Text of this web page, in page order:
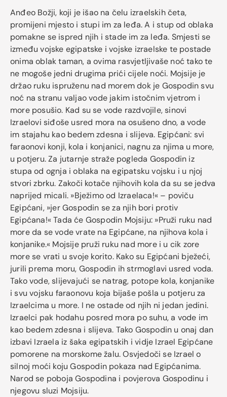
Anđeo Božji, koji je išao na čelu izraelskih četa,
promijeni mjesto i stupi im za leđa. A i stup od oblaka
pomakne se ispred njih i stade im za leđa. Smjesti se
između vojske egipatske i vojske izraelske te postade
onima oblak taman, a ovima rasvjetljivaše noć tako te
ne mogoše jedni drugima prići cijele noći. Mojsije je
držao ruku ispruženu nad morem dok je Gospodin svu
noć na stranu valjao vode jakim istočnim vjetrom i
more posušio. Kad su se vode razdvojile, sinovi
Izraelovi siđoše usred mora na osušeno dno, a vode
im stajahu kao bedem zdesna i slijeva. Egipćani: svi
faraonovi konji, kola i konjanici, nagnu za njima u more,
u potjeru. Za jutarnje straže pogleda Gospodin iz
stupa od ognja i oblaka na egipatsku vojsku i u njoj
stvori zbrku. Zakoči kotače njihovih kola da su se jedva
naprijed micali. »Bježimo od Izraelaca!« – poviču
Egipćani, »jer Gospodin se za njih bori protiv
Egipćana!« Tada će Gospodin Mojsiju: »Pruži ruku nad
more da se vode vrate na Egipćane, na njihova kola i
konjanike.« Mojsije pruži ruku nad more i u cik zore
more se vrati u svoje korito. Kako su Egipćani bježeći,
jurili prema moru, Gospodin ih strmoglavi usred voda.
Tako vode, slijevajući se natrag, potope kola, konjanike
i svu vojsku faraonovu koja bijaše pošla u potjeru za
Izraelcima u more. I ne ostade od njih ni jedan jedini.
Izraelci pak hodahu posred mora po suhu, a vode im
kao bedem zdesna i slijeva. Tako Gospodin u onaj dan
izbavi Izraela iz šaka egipatskih i vidje Izrael Egipćane
pomorene na morskome žalu. Osvjedoči se Izrael o
silnoj moći koju Gospodin pokaza nad Egipćanima.
Narod se poboja Gospodina i povjerova Gospodinu i
njegovu sluzi Mojsiju.